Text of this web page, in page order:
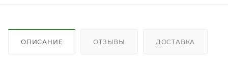
ОПИСАНИЕ ОТЗЫВЫ ДОСТАВКА